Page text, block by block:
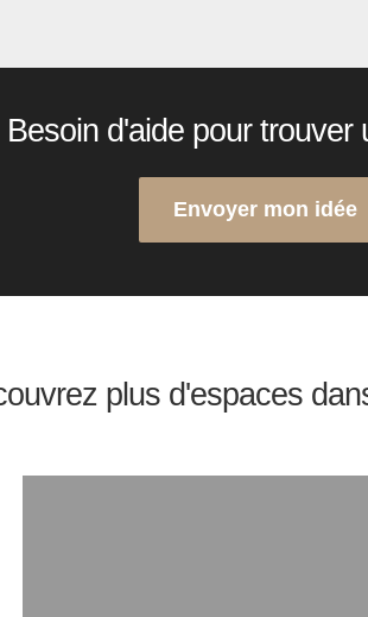
Besoin d'aide pour trouver
Envoyer mon idée
plus d'espaces